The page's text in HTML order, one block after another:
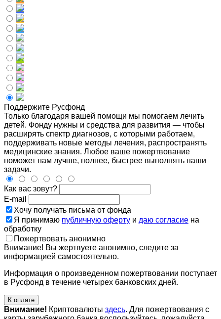
Поддержите Русфонд
Только благодаря вашей помощи мы помогаем лечить
детей. Фонду нужны и средства для развития — чтобы
расширять спектр диагнозов, с которыми работаем,
поддерживать новые методы лечения, распространять
медицинские знания. Любое ваше пожертвование
поможет нам лучше, полнее, быстрее выполнять наши
задачи.
Как вас зовут?
E-mail
Хочу получать письма от фонда
Я принимаю публичную оферту и даю согласие на
обработку
Пожертвовать анонимно
Внимание! Вы жертвуете анонимно, следите за
информацией самостоятельно.
Информация о произведенном пожертвовании поступает
в Русфонд в течение четырех банковских дней.
К оплате
Внимание! Криптовалюты здесь. Для пожертвования с